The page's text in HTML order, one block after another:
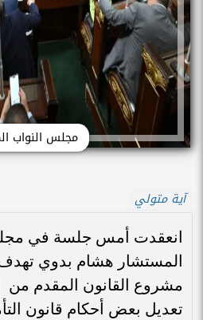
مجلس النواب
آية متولي
انعقدت أمس جلسة في
المستشار هشام بدوي
مشروع القانون المقدم
تعديل بعض أحكام قانون